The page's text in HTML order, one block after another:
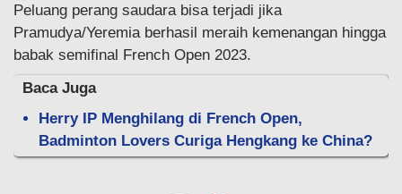
Peluang perang saudara bisa terjadi jika
Pramudya/Yeremia berhasil meraih kemenangan hingga
babak semifinal French Open 2023.
Baca Juga
Herry IP Menghilang di French Open,
Badminton Lovers Curiga Hengkang ke China?